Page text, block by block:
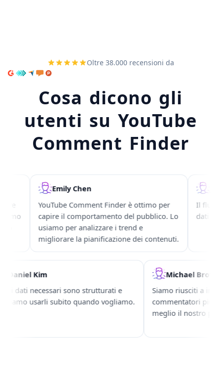
Oltre 38.000 recensioni da
Cosa dicono gli
utenti su YouTube
Comment Finder
Emily Chen
YouTube Comment Finder è ottimo per
capire il comportamento del pubblico. Lo
usiamo per analizzare i trend e
migliorare la pianificazione dei contenuti.
Il flusso
dati
Daniel Kim
Tutti i dati necessari sono strutturati e
possiamo usarli subito quando vogliamo.
Michael
Siamo riusciti a
commentatori
meglio il nostro